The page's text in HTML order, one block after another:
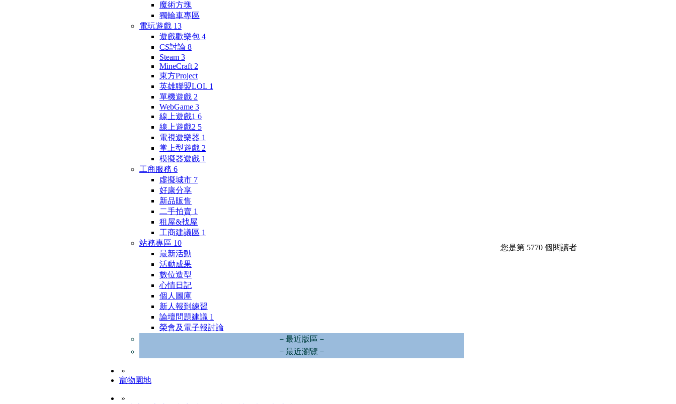
魔術方塊
獨輪車專區
電玩遊戲 13
遊戲歡樂包 4
CS討論 8
Steam 3
MineCraft 2
東方Project
英雄聯盟LOL 1
單機遊戲 2
WebGame 3
線上遊戲1 6
線上遊戲2 5
電視遊樂器 1
掌上型遊戲 2
模擬器遊戲 1
工商服務 6
虛擬城市 7
好康分享
新品販售
二手拍賣 1
租屋&找屋
工商建議區 1
站務專區 10
最新活動
活動成果
數位造型
心情日記
個人圖庫
新人報到練習
論壇問題建議 1
榮會及電子報討論
－最近版區－
－最近瀏覽－
»
寵物園地
»
您是第 5770 個閱讀者